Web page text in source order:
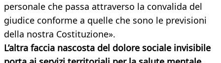
personale che passa attraverso la convalida del
giudice conforme a quelle che sono le previsioni
della nostra Costituzione».
L’altra faccia nascosta del dolore sociale invisibile